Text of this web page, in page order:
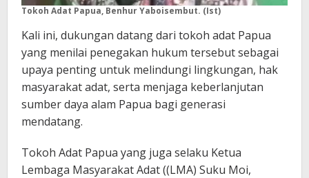
Tokoh Adat Papua, Benhur Yaboisembut. (Ist)
Kali ini, dukungan datang dari tokoh adat Papua
yang menilai penegakan hukum tersebut sebagai
upaya penting untuk melindungi lingkungan, hak
masyarakat adat, serta menjaga keberlanjutan
sumber daya alam Papua bagi generasi
mendatang.
Tokoh Adat Papua yang juga selaku Ketua
Lembaga Masyarakat Adat ((LMA) Suku Moi,